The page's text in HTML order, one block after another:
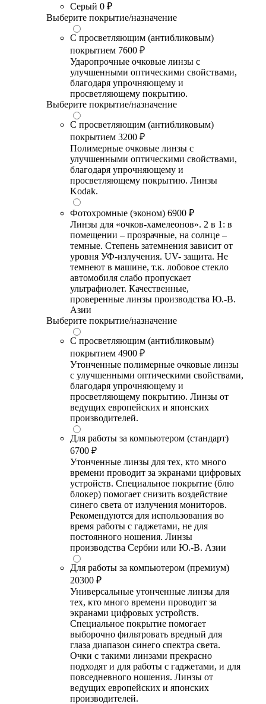
Серый 0 ₽
Выберите покрытие/назначение
С просветляющим (антибликовым)
покрытием 7600 ₽
Ударопрочные очковые линзы с
улучшенными оптическими свойствами,
благодаря упрочняющему и
просветляющему покрытию.
Выберите покрытие/назначение
С просветляющим (антибликовым)
покрытием 3200 ₽
Полимерные очковые линзы с
улучшенными оптическими свойствами,
благодаря упрочняющему и
просветляющему покрытию. Линзы
Kodak.
Фотохромные (эконом) 6900 ₽
Линзы для «очков-хамелеонов». 2 в 1: в
помещении – прозрачные, на солнце –
темные. Степень затемнения зависит от
уровня УФ-излучения. UV- защита. Не
темнеют в машине, т.к. лобовое стекло
автомобиля слабо пропускает
ультрафиолет. Качественные,
проверенные линзы производства Ю.-В.
Азии
Выберите покрытие/назначение
С просветляющим (антибликовым)
покрытием 4900 ₽
Утонченные полимерные очковые линзы
с улучшенными оптическими свойствами,
благодаря упрочняющему и
просветляющему покрытию. Линзы от
ведущих европейских и японских
производителей.
Для работы за компьютером (стандарт)
6700 ₽
Утонченные линзы для тех, кто много
времени проводит за экранами цифровых
устройств. Специальное покрытие (блю
блокер) помогает снизить воздействие
синего света от излучения мониторов.
Рекомендуются для использования во
время работы с гаджетами, не для
постоянного ношения. Линзы
производства Сербии или Ю.-В. Азии
Для работы за компьютером (премиум)
20300 ₽
Универсальные утонченные линзы для
тех, кто много времени проводит за
экранами цифровых устройств.
Специальное покрытие помогает
выборочно фильтровать вредный для
глаза диапазон синего спектра света.
Очки с такими линзами прекрасно
подходят и для работы с гаджетами, и для
повседневного ношения. Линзы от
ведущих европейских и японских
производителей.